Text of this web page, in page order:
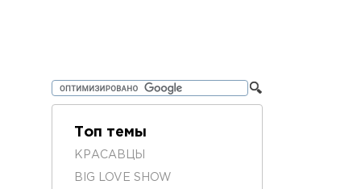
Топ темы
КРАСАВЦЫ
BIG LOVE SHOW